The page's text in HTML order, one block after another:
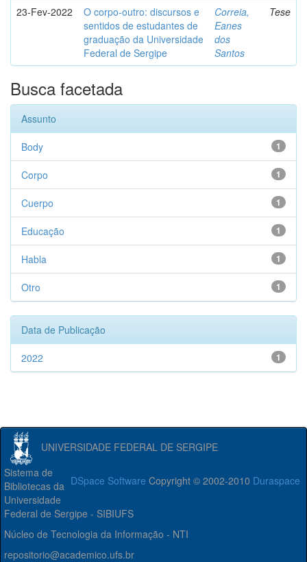
23-Fev-2022
O corpo-outro: discursos e
sentidos de estudantes de
graduação da Universidade
Federal de Sergipe
Correia,
Eanes
dos
Santos
Tese
Busca facetada
Assunto
1
Body
1
Corpo
1
Cuerpo
1
Educação
1
Habla
1
Otro
Data de Publicação
1
2022
UNIVERSIDADE FEDERAL DE SERGIPE
DSpace Software Copyright © 2002-2010 Duraspace
Sistema de
Bibliotecas da
Universidade
Federal de Sergipe - SIBIUFS
Núcleo de Tecnologia da Informação - NTI
repositorio@academico.ufs.br